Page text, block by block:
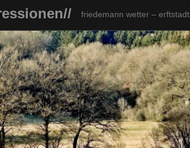
friedemann wetter – erftstadt